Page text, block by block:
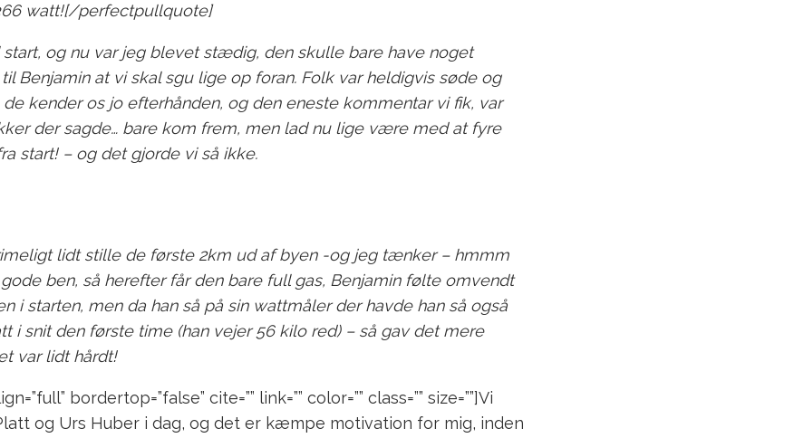
watt![/perfectpullquote]
start, og nu var jeg blevet stædig, den skulle bare have noget
Benjamin at vi skal sgu lige op foran. Folk var heldigvis søde og
kender os jo efterhånden, og den eneste kommentar vi fik, var
der sagde… bare kom frem, men lad nu lige være med at fyre
start! – og det gjorde vi så ikke.
lidt stille de første 2km ud af byen -og jeg tænker – hmmm
ben, så herefter får den bare full gas, Benjamin følte omvendt
i starten, men da han så på sin wattmåler der havde han så også
i snit den første time (han vejer 56 kilo red) – så gav det mere
var lidt hårdt!
bordertop=”false” cite=”” link=”” color=”” class=”” size=””]Vi
og Urs Huber i dag, og det er kæmpe motivation for mig, inden